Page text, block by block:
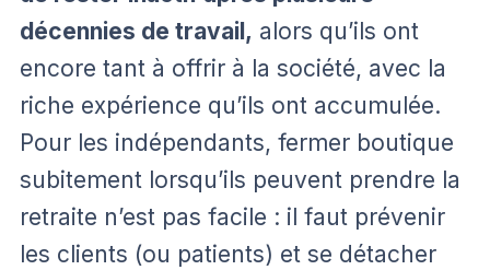
décennies de travail, alors qu’ils ont
encore tant à offrir à la société, avec la
riche expérience qu’ils ont accumulée.
Pour les indépendants, fermer boutique
subitement lorsqu’ils peuvent prendre la
retraite n’est pas facile : il faut prévenir
les clients (ou patients) et se détacher